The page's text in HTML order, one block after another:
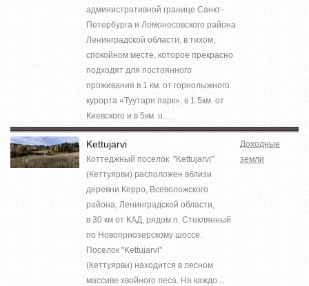
административной границе Санкт-
Петербурга и Ломоносовского района
Ленинградской области, в тихом,
спокойном месте, которое прекрасно
подходят для постоянного
проживания в 1 км. от горнолыжного
курорта «Туутари парк», в 1.5км. от
Киевского и в 5км. о...
Kettujarvi
Коттеджный поселок "Kettujarvi"
(Кеттуярви) расположен вблизи
деревни Керро, Всеволожского
района, Ленинградской области,
в 30 км от КАД, рядом п. Стеклянный
по Новоприозерскому шоссе.
Поселок "Kettujarvi"
(Кеттуярви) находится в лесном
массиве хвойного леса. На каждо...
Доходные
земли